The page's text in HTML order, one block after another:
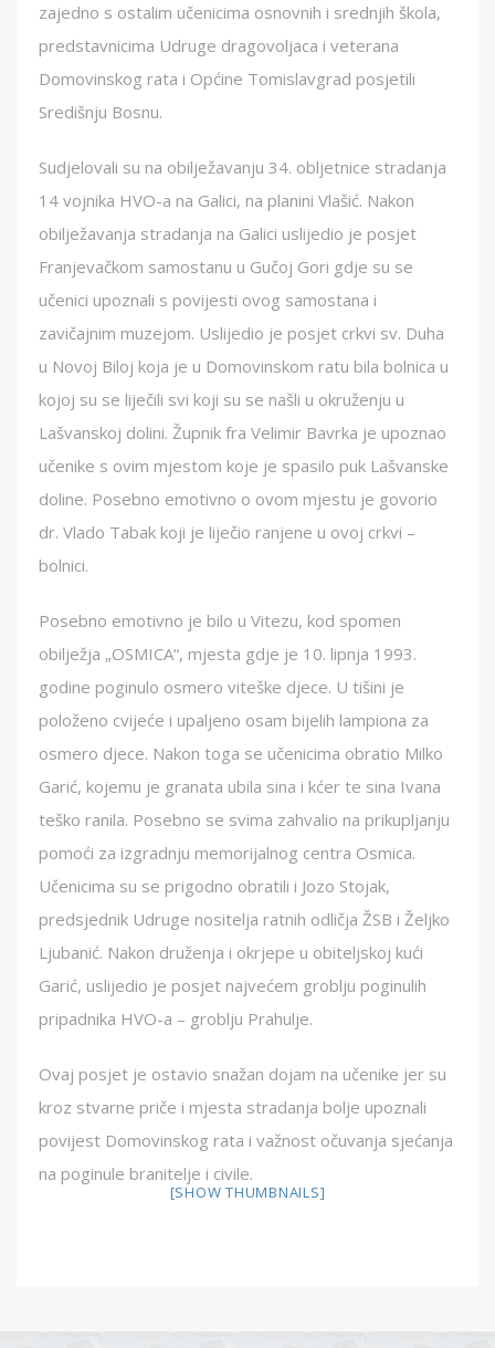
zajedno s ostalim učenicima osnovnih i srednjih škola,
predstavnicima Udruge dragovoljaca i veterana
Domovinskog rata i Općine Tomislavgrad posjetili
Središnju Bosnu.
Sudjelovali su na obilježavanju 34. obljetnice stradanja
14 vojnika HVO-a na Galici, na planini Vlašić. Nakon
obilježavanja stradanja na Galici uslijedio je posjet
Franjevačkom samostanu u Gučoj Gori gdje su se
učenici upoznali s povijesti ovog samostana i
zavičajnim muzejom. Uslijedio je posjet crkvi sv. Duha
u Novoj Biloj koja je u Domovinskom ratu bila bolnica u
kojoj su se liječili svi koji su se našli u okruženju u
Lašvanskoj dolini. Župnik fra Velimir Bavrka je upoznao
učenike s ovim mjestom koje je spasilo puk Lašvanske
doline. Posebno emotivno o ovom mjestu je govorio
dr. Vlado Tabak koji je liječio ranjene u ovoj crkvi –
bolnici.
Posebno emotivno je bilo u Vitezu, kod spomen
obilježja „OSMICA“, mjesta gdje je 10. lipnja 1993.
godine poginulo osmero viteške djece. U tišini je
položeno cvijeće i upaljeno osam bijelih lampiona za
osmero djece. Nakon toga se učenicima obratio Milko
Garić, kojemu je granata ubila sina i kćer te sina Ivana
teško ranila. Posebno se svima zahvalio na prikupljanju
pomoći za izgradnju memorijalnog centra Osmica.
Učenicima su se prigodno obratili i Jozo Stojak,
predsjednik Udruge nositelja ratnih odličja ŽSB i Željko
Ljubanić. Nakon druženja i okrjepe u obiteljskoj kući
Garić, uslijedio je posjet najvećem groblju poginulih
pripadnika HVO-a – groblju Prahulje.
Ovaj posjet je ostavio snažan dojam na učenike jer su
kroz stvarne priče i mjesta stradanja bolje upoznali
povijest Domovinskog rata i važnost očuvanja sjećanja
na poginule branitelje i civile.
[SHOW THUMBNAILS]